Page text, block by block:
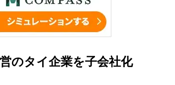
のタイ企業を子会社化